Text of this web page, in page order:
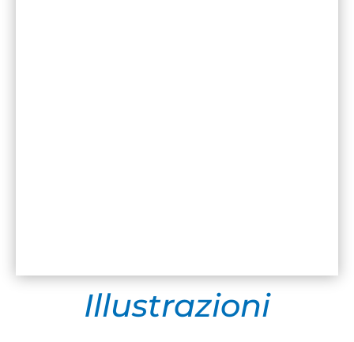
Illustrazioni